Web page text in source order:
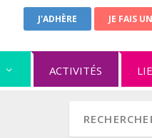
J'ADHÈRE JE FAIS
ACTIVITÉS